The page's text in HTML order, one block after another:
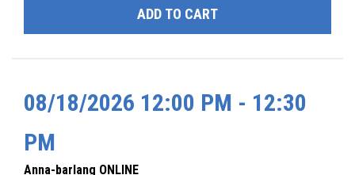
ADD TO CART
08/18/2026 12:00 PM - 12:30
PM
Anna-barlang ONLINE